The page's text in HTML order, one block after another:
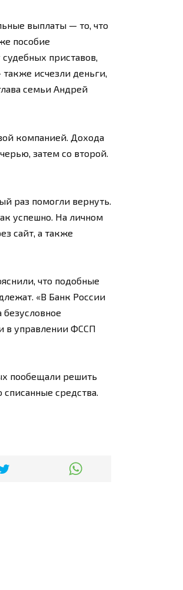
выплаты — то, что
пособие
приставов,
исчезли деньги,
семьи Андрей
компанией. Дохода
затем со второй.
раз помогли вернуть.
успешно. На личном
сайт, а также
что подобные
«В Банк России
в управлении ФССП
пообещали решить
средства.